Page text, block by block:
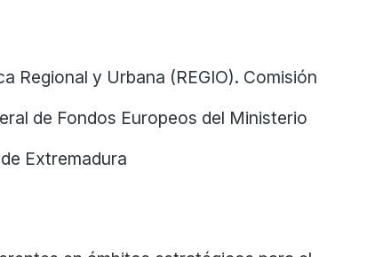
Regional y Urbana (REGIO). Comisión
de Fondos Europeos del Ministerio
Extremadura